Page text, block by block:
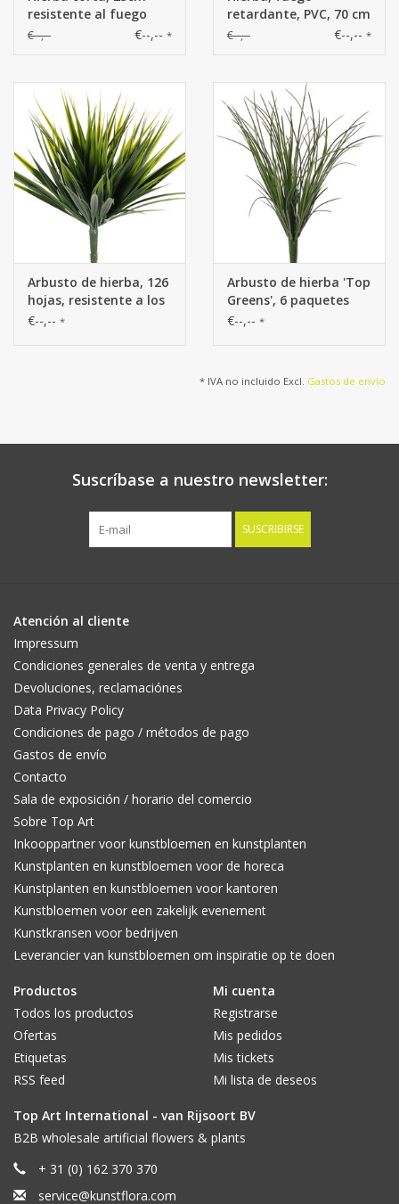
resistente al fuego
€--,-- €--,-- *
retardante, PVC, 70 cm
€--,-- €--,-- *
Arbusto de hierba, 126
hojas, resistente a los
rayos UV y al fuego, 30
€--,-- *
Arbusto de hierba 'Top
Greens', 6 paquetes
con 90 hojas,
€--,-- *
* IVA no incluido Excl. Gastos de envío
Suscríbase a nuestro newsletter:
SUSCRIBIRSE
Atención al cliente
Impressum
Condiciones generales de venta y entrega
Devoluciones, reclamaciónes
Data Privacy Policy
Condiciones de pago / métodos de pago
Gastos de envío
Contacto
Sala de exposición / horario del comercio
Sobre Top Art
Inkooppartner voor kunstbloemen en kunstplanten
Kunstplanten en kunstbloemen voor de horeca
Kunstplanten en kunstbloemen voor kantoren
Kunstbloemen voor een zakelijk evenement
Kunstkransen voor bedrijven
Leverancier van kunstbloemen om inspiratie op te doen
Productos
Todos los productos
Ofertas
Etiquetas
RSS feed
Mi cuenta
Registrarse
Mis pedidos
Mis tickets
Mi lista de deseos
Top Art International - van Rijsoort BV
B2B wholesale artificial flowers & plants
+ 31 (0) 162 370 370
service@kunstflora.com